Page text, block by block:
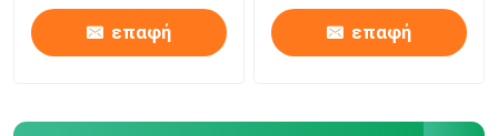
επαφή επαφή